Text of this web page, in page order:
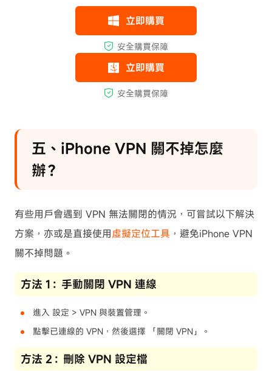
五、iPhone VPN 關不掉怎麼
辦？
有些用戶會遇到 VPN 無法關閉的情況，可嘗試以下解決
方案，亦或是直接使用虛擬定位工具 ，避免iPhone VPN
關不掉問題。
方法 1：手動關閉 VPN 連線
進入 設定 > VPN 與裝置管理。
點擊已連線的 VPN，然後選擇 「關閉 VPN」。
方法 2：刪除 VPN 設定檔